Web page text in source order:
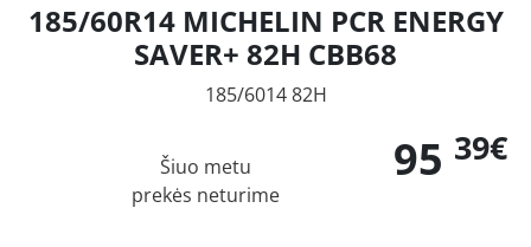
185/60R14 MICHELIN PCR ENERGY
SAVER+ 82H CBB68
185/6014 82H
95 39€
Šiuo metu
prekės neturime